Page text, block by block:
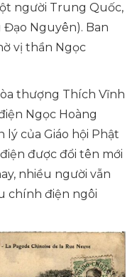
người Trung Quốc,
Nguyên). Ban
vị thần Ngọc
thượng Thích Vĩnh
Ngọc Hoàng
của Giáo hội Phật
được đổi tên mới
nhiều người vẫn
chính điện ngôi